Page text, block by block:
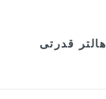
هالتر قدرتی